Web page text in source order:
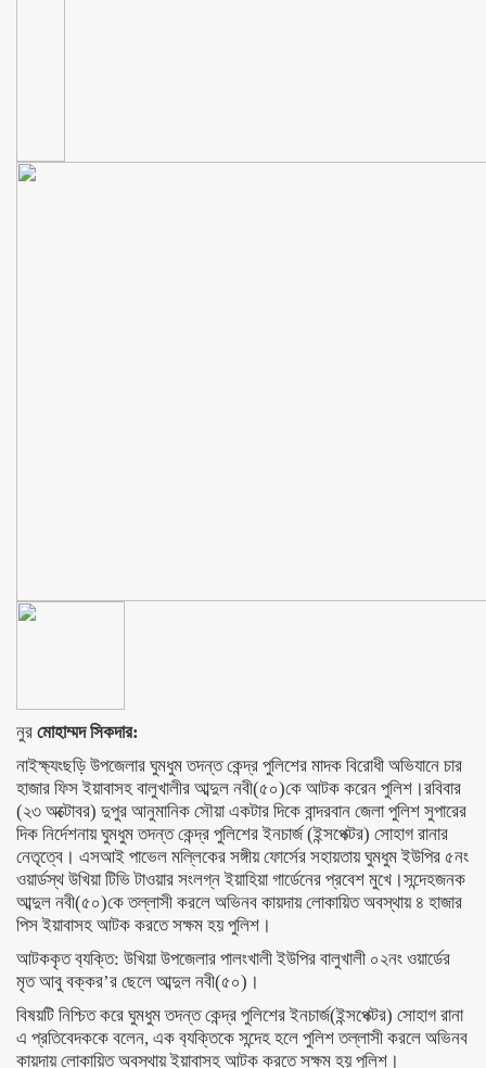
নুর মোহাম্মদ সিকদার:
নাইক্ষ‌্যংছড়ি উপজেলার ঘুমধুম তদন্ত কেন্দ্র পুলিশের মাদক বিরোধী অভিযানে চার
হাজার ফিস ইয়াবাসহ বালুখালীর আব্দুল নবী(৫০)কে আটক করেন পুলিশ।রবিবার
(২৩ অক্টোবর) দুপুর আনুমানিক সৌয়া একটার দিকে বান্দরবান জেলা পুলিশ সুপারের
দিক নির্দেশনায় ঘুমধুম তদন্ত কেন্দ্র পুলিশের ইনচার্জ (ইন্সপেক্টর) সোহাগ রানার
নেতৃত্বে। এসআই পাভেল মল্লিকের সঙ্গীয় ফোর্সের সহায়তায় ঘুমধুম ইউপির ৫নং
ওয়ার্ডস্থ উখিয়া টিভি টাওয়ার সংলগ্ন ইয়াহিয়া গার্ডেনের প্রবেশ মুখে।সন্দেহজনক
আব্দুল নবী(৫০)কে তল্লাসী করলে অভিনব কায়দায় লোকায়িত অবস্থায় ৪ হাজার
পিস ইয়াবাসহ আটক করতে সক্ষম হয় পুলিশ।
আটককৃত ব‌্যক্তি: উখিয়া উপজেলার পালংখালী ইউপির বালুখালী ০২নং ওয়ার্ডের
মৃত আবু বক্কর’র ছেলে আব্দুল নবী(৫০)।
বিষয়টি নিশ্চিত করে ঘুমধুম তদন্ত কেন্দ্র পুলিশের ইনচার্জ(ইন্সপেক্টর) সোহাগ রানা
এ প্রতিবেদককে বলেন, এক ব‌্যক্তিকে সন্দেহ হলে পুলিশ তল্লাসী করলে অভিনব
কায়দায় লোকায়িত অবস্থায় ইয়াবাসহ আটক করতে সক্ষম হয় পুলিশ।